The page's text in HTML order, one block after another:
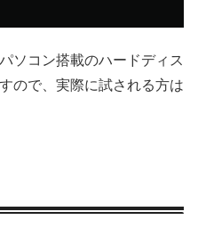
ソコン搭載のハードディス
ので、実際に試される方は